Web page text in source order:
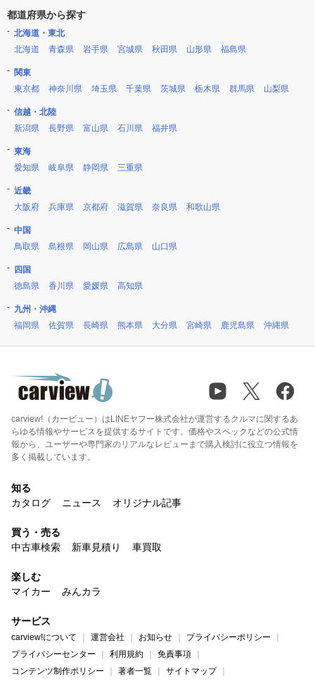
都道府県から探す
北海道・東北
北海道
青森県 岩手県 宮城県 秋田県 山形県 福島県
関東
東京都
神奈川県 埼玉県 千葉県 茨城県 栃木県 群馬県 山梨県
信越・北陸
新潟県
長野県 富山県 石川県 福井県
東海
愛知県
岐阜県 静岡県 三重県
近畿
大阪府
兵庫県 京都府 滋賀県 奈良県 和歌山県
中国
鳥取県
島根県 岡山県 広島県 山口県
四国
徳島県
香川県 愛媛県 高知県
九州・沖縄
福岡県
佐賀県 長崎県 熊本県 大分県 宮崎県 鹿児島県 沖縄県
carview!（カービュー）はLINEヤフー株式会社が運営するクルマに関するあ
らゆる情報やサービスを提供するサイトです。価格やスペックなどの公式情
報から、ユーザーや専門家のリアルなレビューまで購入検討に役立つ情報を
多く掲載しています。
知る
カタログ
ニュース オリジナル記事
買う・売る
中古車検索
新車見積り 車買取
楽しむ
マイカー
みんカラ
サービス
carview!について 運営会社 お知らせ
プライバシーポリシー
プライバシーセンター
利用規約
免責事項
コンテンツ制作ポリシー
著者一覧 サイトマップ